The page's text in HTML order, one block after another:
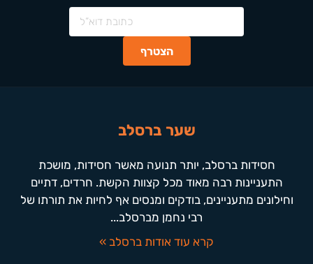
שער ברסלב
חסידות ברסלב, יותר תנועה מאשר חסידות, מושכת
התעניינות רבה מאוד מכל קצוות הקשת. חרדים, דתיים
וחילונים מתעניינים, בודקים ומנסים אף לחיות את תורתו של
רבי נחמן מברסלב...
קרא עוד אודות ברסלב »